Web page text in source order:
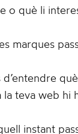
o què li
marques
d’entendre
la teva web hi
instant